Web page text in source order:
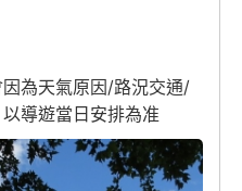
為天氣原因/路況交通/
導遊當日安排為准